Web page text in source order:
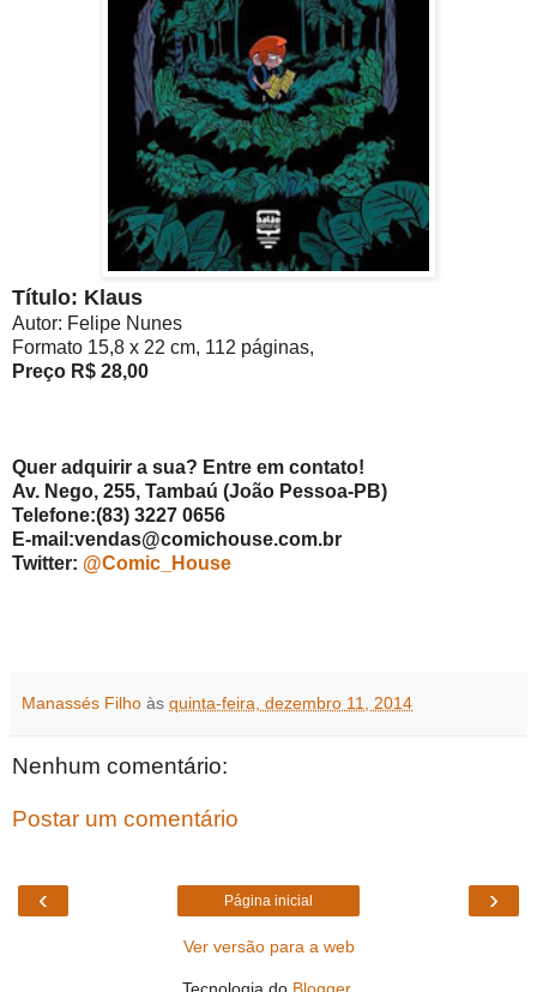
Título: Klaus
Autor: Felipe Nunes
Formato 15,8 x 22 cm, 112 páginas,
Preço R$ 28,00
Quer adquirir a sua? Entre em contato!
Av. Nego, 255, Tambaú (João Pessoa-PB)
Telefone:(83) 3227 0656
E-mail:vendas@comichouse.com.br
Twitter: @Comic_House
Manassés Filho às quinta-feira, dezembro 11, 2014
Nenhum comentário:
Postar um comentário
‹ ›
Página inicial
Ver versão para a web